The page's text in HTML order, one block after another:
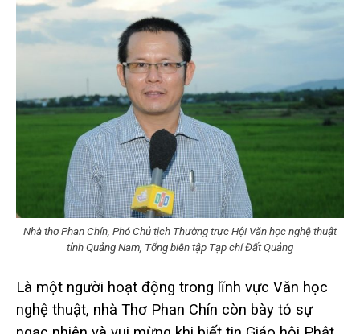
Nhà thơ Phan Chín, Phó Chủ tịch Thường trực Hội Văn học nghệ thuật
tỉnh Quảng Nam, Tổng biên tập Tạp chí Đất Quảng
Là một người hoạt động trong lĩnh vực Văn học
nghệ thuật, nhà Thơ Phan Chín còn bày tỏ sự